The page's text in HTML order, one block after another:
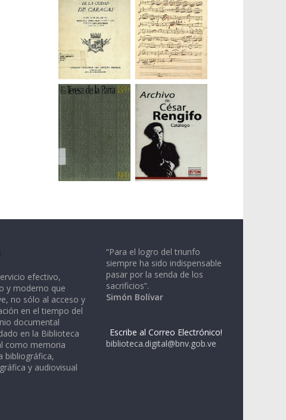
efectivo,
y moderno que
no sólo al acceso y
en el tiempo del
documental
en la Biblioteca
como memoria
bibliográfica,
y audiovisual
“Para el logro del triunfo
siempre ha sido indispensable
pasar por la senda de los
sacrificios”.
Simón Bolívar
Escribe al Correo Electrónico!
biblioteca.digital@bnv.gob.ve